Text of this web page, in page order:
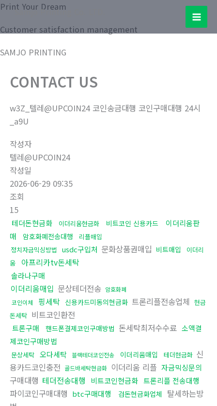
콘
츠
건
Samjo Printing Co. LTD.
Main
Print Your Dream
Customer satisfaction management
SAMJO PRINTING
CONTACT US
w3Z_텔레@UPCOIN24 코인송금대행 코인구매대행 24시
_a9U
작성자
텔레@UPCOIN24
작성일
2026-06-29 09:35
조회
15
테더돈현금화 이더리움현금화 비트코인 신용카드
이더리움판
매
암호화폐전송대행
리플매입
정치자금믹싱방법
usdc구입처 문화상품권매입 비트매입
이더리
움
아프리카tv돈세탁
솔라나구매
이더리움매입 문상테더전송 암호화폐
코인이체
핑세탁 신용카드미동의현금화 트론리플전송업체 현금
돈세탁 비트코인환전
트론구매 핸드폰결제코인구매방법 돈세탁최저수수료 소액결
제코인구매방법
문상세탁 오다세탁 블랙테더코인전송 이더리움매입 테더현금화 신
용카드코인충전 골드바세탁현금화 이더리움 리플 자금믹싱문의
구매대행 테더전송대행 비트코인현금화 트론리플 전송대행
파이코인구매대행 btc구매대행 검돈현금화업체 탈세하는방